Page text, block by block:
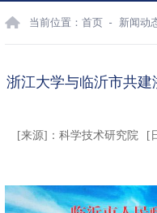
当前位置： 首页 新闻动
浙江大学与临沂市共
[来源]： 科学技术研究院 [